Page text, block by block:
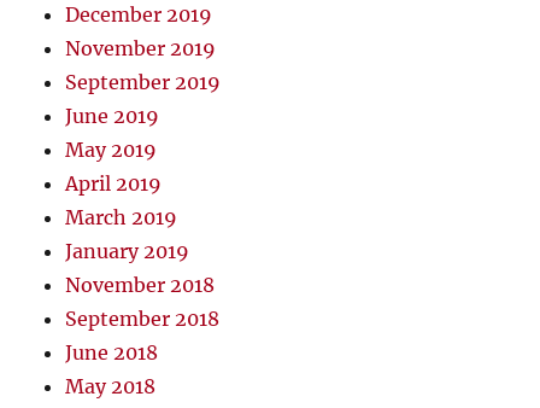
December 2019
November 2019
September 2019
June 2019
May 2019
April 2019
March 2019
January 2019
November 2018
September 2018
June 2018
May 2018